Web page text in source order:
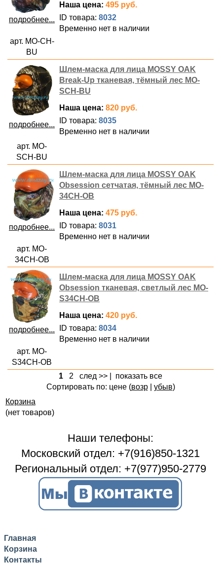
подробнее...
арт. MO-CH-
BU
Наша цена: 495 руб.
ID товара: 8032
Временно нет в наличии
подробнее...
арт. MO-
SCH-BU
Шлем-маска для лица MOSSY OAK
Break-Up тканевая, тёмный лес MO-
SCH-BU
Наша цена: 820 руб.
ID товара: 8035
Временно нет в наличии
подробнее...
арт. MO-
34CH-OB
Шлем-маска для лица MOSSY OAK
Obsession сетчатая, тёмный лес MO-
34CH-OB
Наша цена: 475 руб.
ID товара: 8031
Временно нет в наличии
подробнее...
арт. MO-
S34CH-OB
Шлем-маска для лица MOSSY OAK
Obsession тканевая, светлый лес MO-
S34CH-OB
Наша цена: 420 руб.
ID товара: 8034
Временно нет в наличии
1 2 след >>
показать все
Сортировать по: цене (возр| убыв)
Корзина
(нет товаров)
Наши телефоны:
Московский отдел: +7(916)850-1321
Региональный отдел: +7(977)950-2779
Главная
Корзина
Контакты